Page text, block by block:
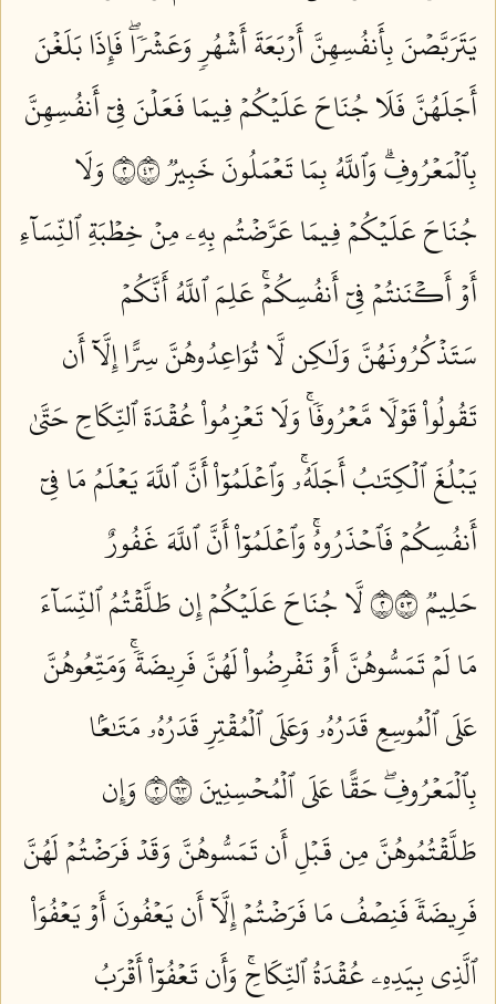
يَتَرَبَّصۡنَ بِأَنفُسِهِنَّ أَرۡبَعَةَ أَشۡهُرٖ وَعَشۡرٗاۖ فَإِذَا بَلَغۡنَ
أَجَلَهُنَّ فَلَا جُنَاحَ عَلَيۡكُمۡ فِيمَا فَعَلۡنَ فِيٓ أَنفُسِهِنَّ
بِٱلۡمَعۡرُوفِۗ وَٱللَّهُ بِمَا تَعۡمَلُونَ خَبِيرٞ ٢٣٤
وَلَا
جُنَاحَ عَلَيۡكُمۡ فِيمَا عَرَّضۡتُم بِهِۦ مِنۡ خِطۡبَةِ ٱلنِّسَآءِ
أَوۡ أَكۡنَنتُمۡ فِيٓ أَنفُسِكُمۡۚ عَلِمَ ٱللَّهُ أَنَّكُمۡ
سَتَذۡكُرُونَهُنَّ وَلَٰكِن لَّا تُوَاعِدُوهُنَّ سِرًّا إِلَّآ أَن
تَقُولُواْ قَوۡلٗا مَّعۡرُوفٗاۚ وَلَا تَعۡزِمُواْ عُقۡدَةَ ٱلنِّكَاحِ حَتَّىٰ
يَبۡلُغَ ٱلۡكِتَٰبُ أَجَلَهُۥۚ وَٱعۡلَمُوٓاْ أَنَّ ٱللَّهَ يَعۡلَمُ مَا فِيٓ
أَنفُسِكُمۡ فَٱحۡذَرُوهُۚ وَٱعۡلَمُوٓاْ أَنَّ ٱللَّهَ غَفُورٌ
حَلِيمٞ ٢٣٥
لَّا جُنَاحَ عَلَيۡكُمۡ إِن طَلَّقۡتُمُ ٱلنِّسَآءَ
مَا لَمۡ تَمَسُّوهُنَّ أَوۡ تَفۡرِضُواْ لَهُنَّ فَرِيضَةٗۚ وَمَتِّعُوهُنَّ
عَلَى ٱلۡمُوسِعِ قَدَرُهُۥ وَعَلَى ٱلۡمُقۡتِرِ قَدَرُهُۥ مَتَٰعَۢا
بِٱلۡمَعۡرُوفِۖ حَقًّا عَلَى ٱلۡمُحۡسِنِينَ ٢٣٦
وَإِن
طَلَّقۡتُمُوهُنَّ مِن قَبۡلِ أَن تَمَسُّوهُنَّ وَقَدۡ فَرَضۡتُمۡ لَهُنَّ
فَرِيضَةٗ فَنِصۡفُ مَا فَرَضۡتُمۡ إِلَّآ أَن يَعۡفُونَ أَوۡ يَعۡفُوَاْ
ٱلَّذِي بِيَدِهِۦ عُقۡدَةُ ٱلنِّكَاحِۚ وَأَن تَعۡفُوٓاْ أَقۡرَبُ